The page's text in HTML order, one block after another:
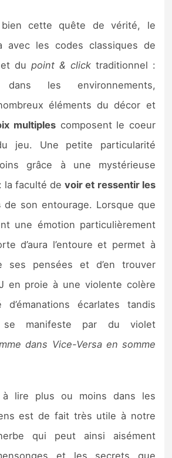
cette quête de vérité, le
avec les codes classiques de
et du point & clicktraditionnel :
les environnements,
éléments du décor et
multiplescomposent le coeur
jeu. Une petite particularité
grâce à une mystérieuse
: la faculté devoir et ressentir les
de son entourage. Lorsque que
une émotion particulièrement
d’aura l’entoure et permet à
ses pensées et d’en trouver
en proie à une violente colère
d’émanations écarlates tandis
manifeste par du violet
dans Vice-Versa en somme
à lire plus ou moins dans les
est de fait très utile à notre
qui peut ainsi aisément
et les secrets que